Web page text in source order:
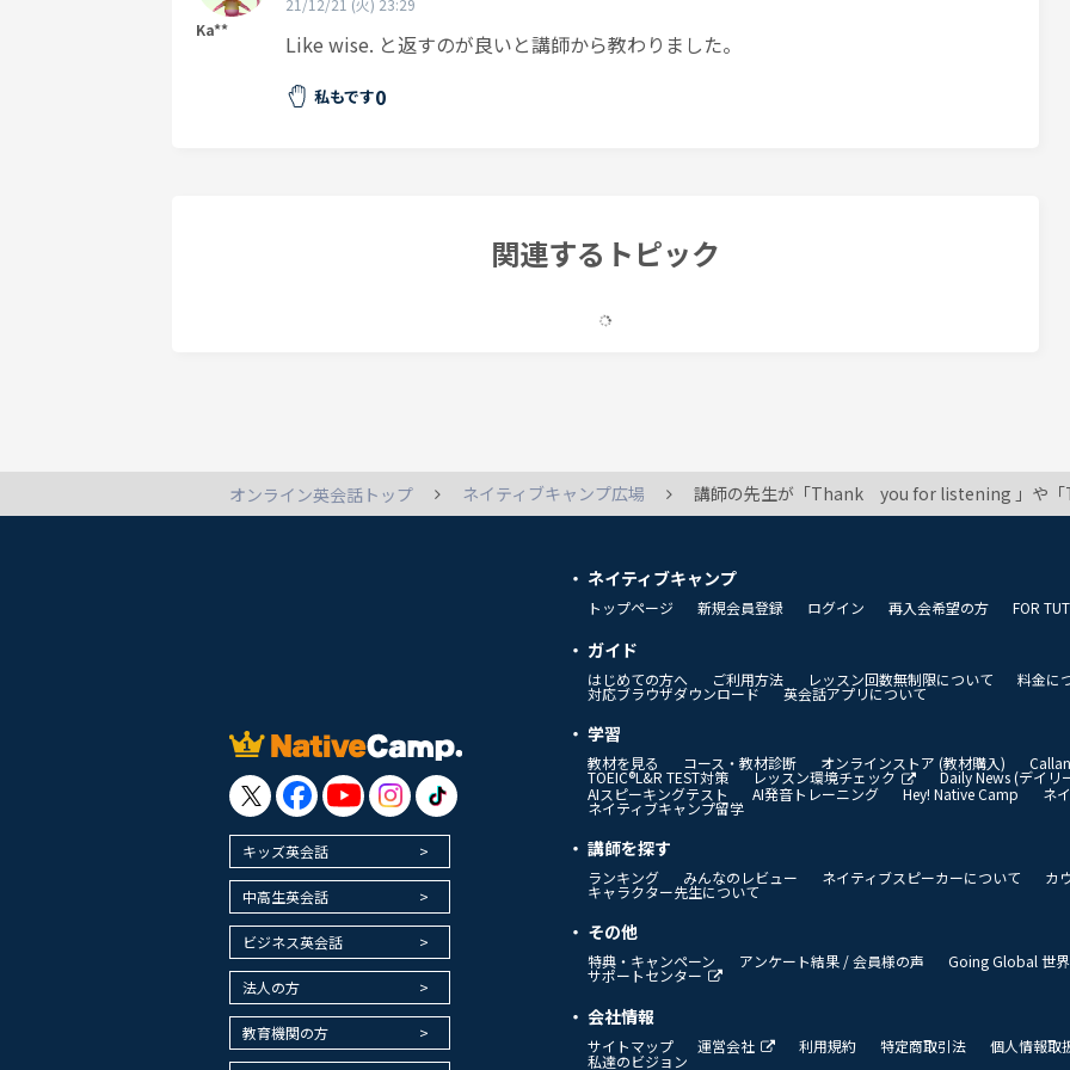
Ka**
21/12/21 (火) 23:29
Like wise. と返すのが良いと講師から教わりました。
私もです0
関連するトピック
オンライン英会話トップ ネイティブキャンプ広場 講師の先生が「Thank you for listening 」や「Thank you for asking 」など言ってくださった場合、「you are welcome」「my pleasure」もおかしいような気
キッズ英会話
中高生英会話
ビジネス英会話
法人の方
教育機関の方
ネイティブキャンプ
トップページ 新規会員登録 ログイン 再入会希望の方 FOR
ガイド
はじめての方へ ご利用方法 レッスン回数無制限について 料金に
対応ブラウザダウンロード 英会話アプリについて
学習
教材を見る コース・教材診断 オンラインストア (教材購入)
TOEIC®L&R TEST対策 レッスン環境チェック Daily News (デイリ
AIスピーキングテスト
AI発音トレーニング Hey! Native Camp ネ
ネイティブキャンプ留学
講師を探す
ランキング みんなのレビュー ネイティブスピーカーについて カ
キャラクター先生について
その他
特典・キャンペーン アンケート結果 / 会員様の声 Going Global 世
サポートセンター
会社情報
サイトマップ 運営会社 利用規約 特定商取引法 個人情報取
私達のビジョン